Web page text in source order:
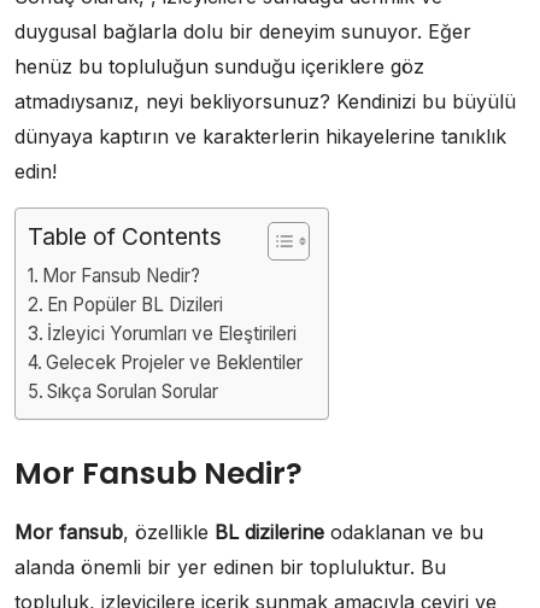
duygusal bağlarla dolu bir deneyim sunuyor. Eğer
henüz bu topluluğun sunduğu içeriklere göz
atmadıysanız, neyi bekliyorsunuz? Kendinizi bu büyülü
dünyaya kaptırın ve karakterlerin hikayelerine tanıklık
edin!
Table of Contents
Mor Fansub Nedir?
En Popüler BL Dizileri
İzleyici Yorumları ve Eleştirileri
Gelecek Projeler ve Beklentiler
Sıkça Sorulan Sorular
Mor Fansub Nedir?
Mor fansub, özellikle BL dizilerine odaklanan ve bu
alanda önemli bir yer edinen bir topluluktur. Bu
topluluk, izleyicilere içerik sunmak amacıyla çeviri ve